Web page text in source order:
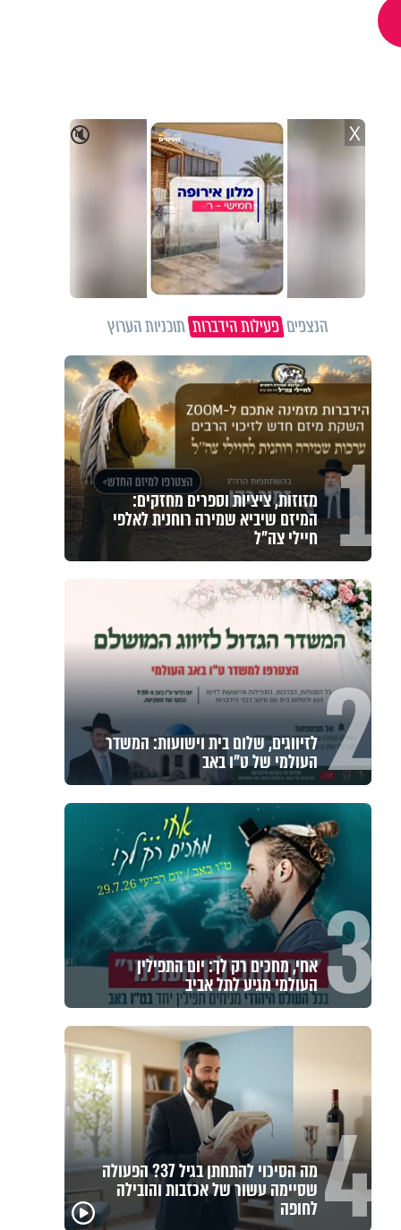
🔇 X
הנצפיםפעילות הידברותתוכניות הערוץ
1 מזוזות, ציציות וספרים מחזקים:
המיזם שיביא שמירה רוחנית לאלפי
חיילי צה"ל
2 לזיווגים, שלום בית וישועות: המשדר
העולמי של ט"ו באב
3 אחי, מחכים רק לך: יום התפילין
העולמי מגיע לתל אביב
4 מה הסיכוי להתחתן בגיל 37? הפעולה
שסיימה עשור של אכזבות והובילה
לחופה
באיזה ארץ לומדים יותר